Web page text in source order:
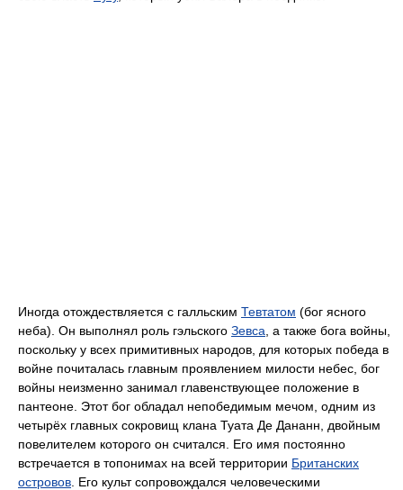
Иногда отождествляется с галльским Тевтатом (бог ясного
неба). Он выполнял роль гэльского Зевса , а также бога войны,
поскольку у всех примитивных народов, для которых победа в
войне почиталась главным проявлением милости небес, бог
войны неизменно занимал главенствующее положение в
пантеоне. Этот бог обладал непобедимым мечом, одним из
четырёх главных сокровищ клана Туата Де Дананн, двойным
повелителем которого он считался. Его имя постоянно
встречается в топонимах на всей территории Британских
островов . Его культ сопровождался человеческими